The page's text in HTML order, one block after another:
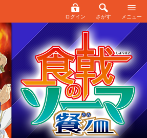
ログイン さがす メニュー